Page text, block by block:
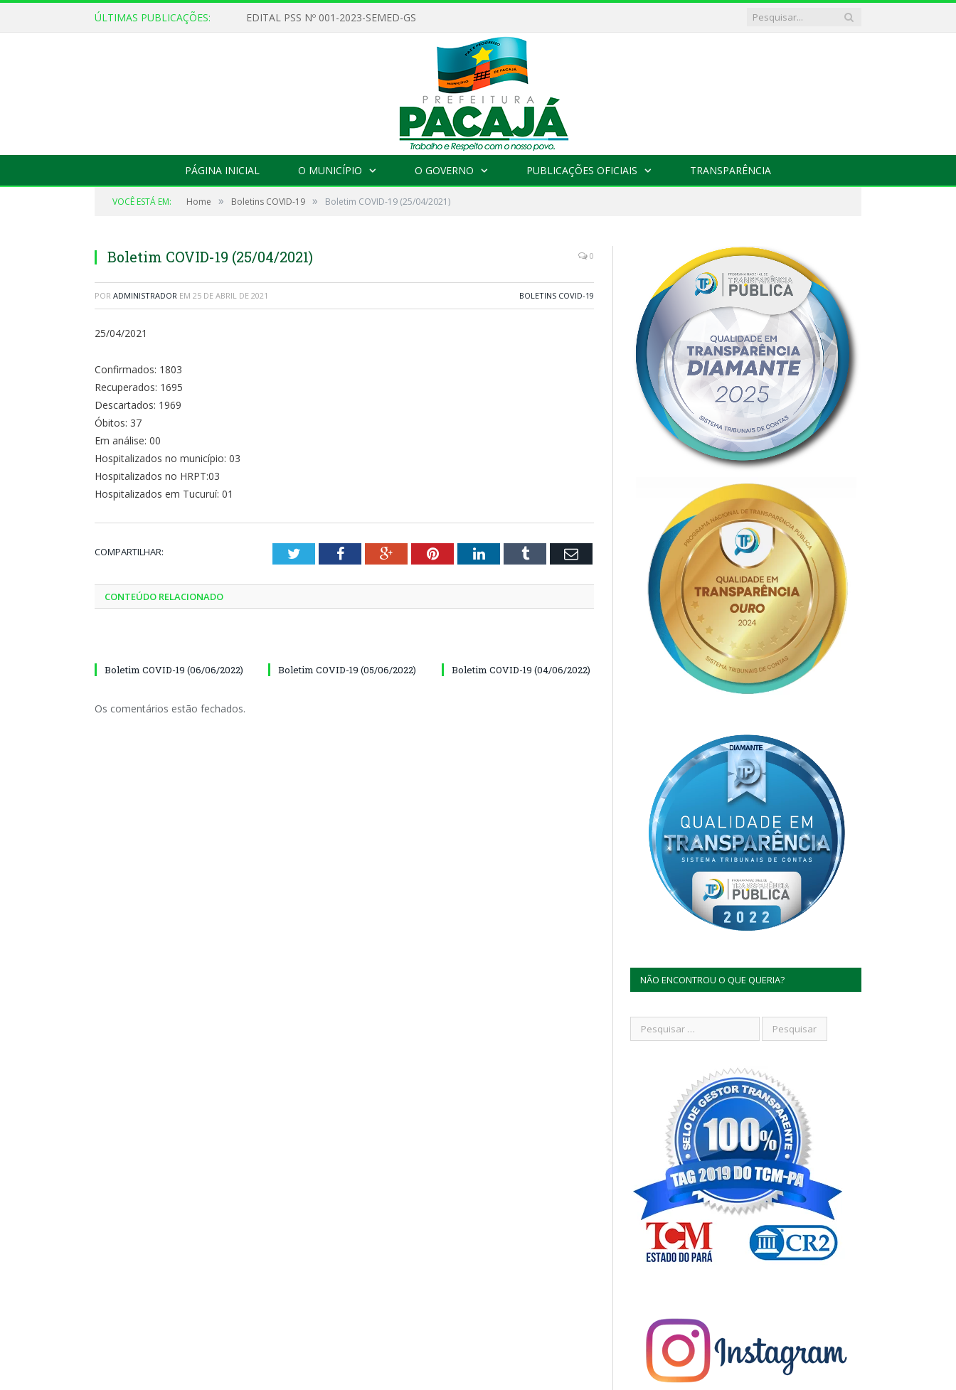
ÚLTIMAS PUBLICAÇÕES: EDITAL PSS Nº 001-2023-SEMED-GS
PÁGINA INICIAL O MUNICÍPIO O GOVERNO PUBLICAÇÕES OFICIAIS TRANSPARÊNCIA
VOCÊ ESTÁ EM: Home » Boletins COVID-19 » Boletim COVID-19 (25/04/2021)
Boletim COVID-19 (25/04/2021) 0
POR ADMINISTRADOR EM 25 DE ABRIL DE 2021 BOLETINS COVID-19
25/04/2021
Confirmados: 1803
Recuperados: 1695
Descartados: 1969
Óbitos: 37
Em análise: 00
Hospitalizados no município: 03
Hospitalizados no HRPT:03
Hospitalizados em Tucuruí: 01
COMPARTILHAR: TwitterFacebookGoogle+PinterestLinkedInTumblr Email
CONTEÚDO RELACIONADO
Boletim COVID-19 (06/06/2022) Boletim COVID-19 (05/06/2022) Boletim COVID-19 (04/06/2022)
Os comentários estão fechados.
NÃO ENCONTROU O QUE QUERIA?